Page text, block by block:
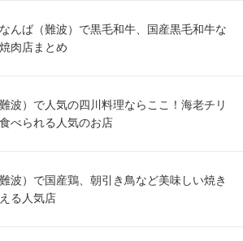
なんば（難波）で黒毛和牛、国産黒毛和牛な
肉店まとめ
波）で人気の四川料理ならここ！海老チリ
べられる人気のお店
波）で国産鶏、朝引き鳥など美味しい焼き
る人気店